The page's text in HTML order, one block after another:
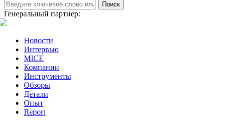
Поиск
Генеральный партнер:
Новости
Интервью
MICE
Компании
Инструменты
Обзоры
Детали
Опыт
Report